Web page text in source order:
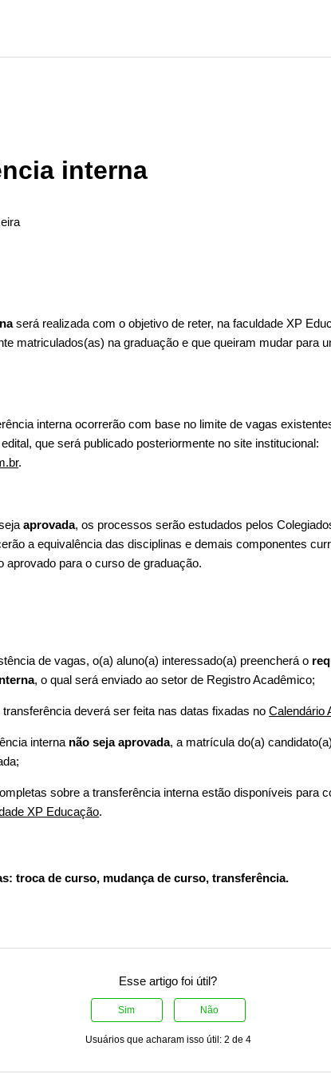
interna
será realizada com o objetivo de reter, na faculdade XP
matriculados(as) na graduação e que queiram mudar para
interna ocorrerão com base no limite de vagas
que será publicado posteriormente no site institucional:
.
aprovada, os processos serão estudados pelos
a equivalência das disciplinas e demais componentes
aprovado para o curso de graduação.
de vagas, o(a) aluno(a) interessado(a) preencherá o
, o qual será enviado ao setor de Registro Acadêmico;
transferência deverá ser feita nas datas fixadas noCalendário
interna não seja aprovada, a matrícula do(a)
sobre a transferência interna estão disponíveis para
XP Educação.
troca de curso, mudança de curso, transferência.
Esse artigo foi útil?
Sim Não
Usuários que acharam isso útil: 2 de 4